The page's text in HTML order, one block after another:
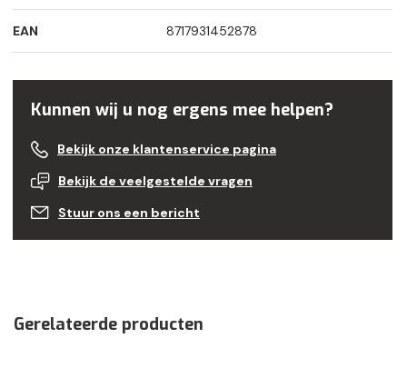
EAN 8717931452878
Kunnen wij u nog ergens mee helpen?
Bekijk onze klantenservice pagina
Bekijk de veelgestelde vragen
Stuur ons een bericht
Gerelateerde producten